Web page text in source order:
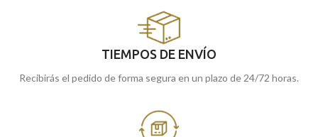
TIEMPOS DE ENVÍO
Recibirás el pedido de forma segura en un plazo de 24/72 horas.